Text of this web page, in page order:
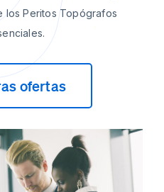
los Peritos Topógrafos
ofertas